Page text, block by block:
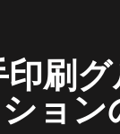
刷
ョン